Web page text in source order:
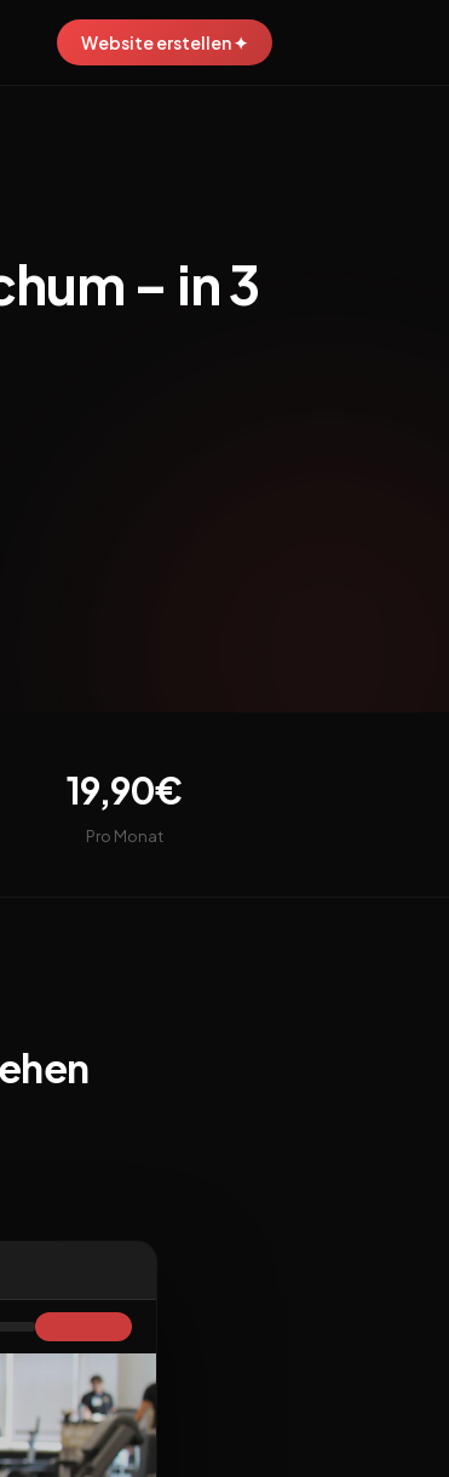
Website erstellen ✦
– in 3
19,90€
Pro Monat